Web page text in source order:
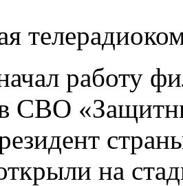
работу
СВО
на